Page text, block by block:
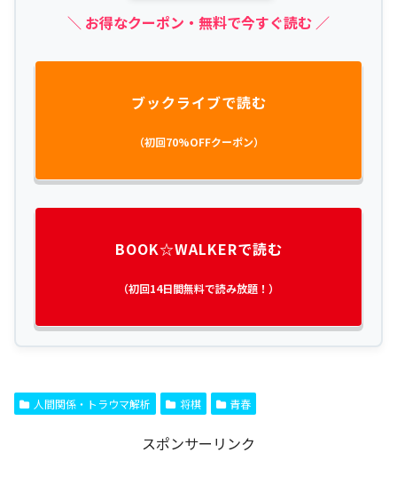
＼ お得なクーポン・無料で今すぐ読む ／
ブックライブで読む
（初回70%OFFクーポン）
BOOK☆WALKERで読む
（初回14日間無料で読み放題！）
人間関係・トラウマ解析 将棋 青春
スポンサーリンク